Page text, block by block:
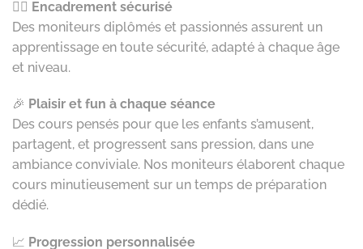
🧗‍♂️ Encadrement sécurisé
Des moniteurs diplômés et passionnés assurent un
apprentissage en toute sécurité, adapté à chaque âge
et niveau.
🎉 Plaisir et fun à chaque séance
Des cours pensés pour que les enfants s’amusent,
partagent, et progressent sans pression, dans une
ambiance conviviale. Nos moniteurs élaborent chaque
cours minutieusement sur un temps de préparation
dédié.
📈 Progression personnalisée